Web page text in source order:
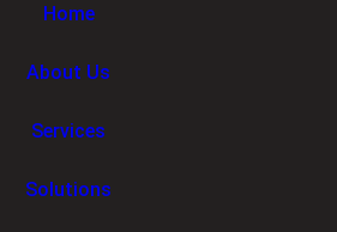
Home
About Us
Services
Solutions